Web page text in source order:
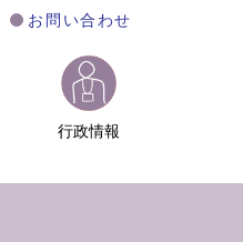
お問い合わせ
行政情報